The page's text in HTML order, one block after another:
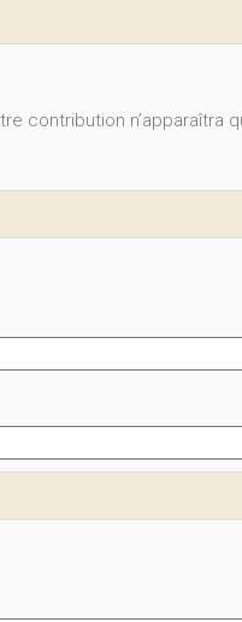
contribution n’apparaîtra